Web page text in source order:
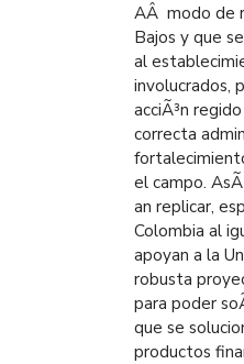
AÂ modo de
Bajos y que
al
involucrados,
acciÃ³n
correcta
el campo.
an replicar,
Colombia al
apoyan a la
robusta
para poder
que se
productos